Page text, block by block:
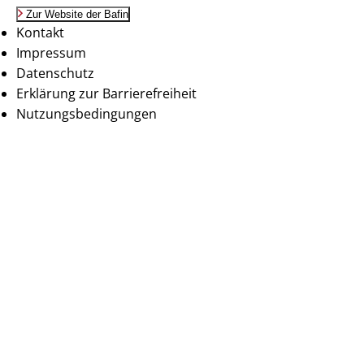
Zur Website der Bafin
Kontakt
Impressum
Datenschutz
Erklärung zur Barrierefreiheit
Nutzungsbedingungen